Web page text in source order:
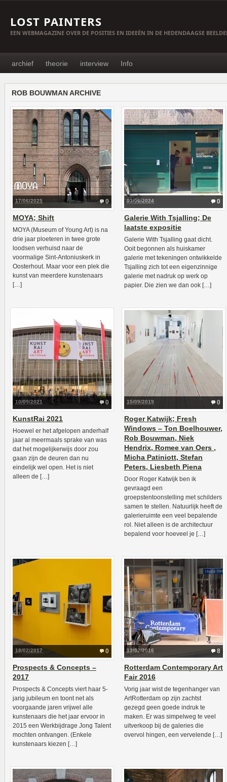
LOST PAINTERS
EEN WEBMAGAZINE OVER DE POSITIES EN IDEEËN IN DE HEDENDAAGSE
archief theorie interview Info
ROB BOUWMAN ARCHIVE
0
17/06/2025
MOYA; Shift
MOYA (Museum of Young Art) is na
drie jaar ploeteren in twee grote
loodsen verhuisd naar de
voormalige Sint-Antoniuskerk in
Oosterhout. Maar voor een plek die
kunst van meerdere kunstenaars
[…]
0
03/06/2024
Galerie With Tsjalling; De
laatste expositie
Galerie With Tsjalling gaat dicht.
Ooit begonnen als huiskamer
galerie met tekeningen ontwikkelde
Tsjalling zich tot een eigenzinnige
galerie met nadruk op werk op
papier. Die zien we dan ook […]
0
10/09/2021
KunstRai 2021
Hoewel er het afgelopen anderhalf
jaar al meermaals sprake van was
dat het mogelijkerwijs door zou
gaan zijn de deuren dan nu
eindelijk wel open. Het is niet
alleen de […]
0
15/09/2019
Roger Katwijk; Fresh
Windows – Ton Boelhouwer,
Rob Bouwman, Niek
Hendrix, Romee van Oers ,
Micha Patiniott, Stefan
Peters, Liesbeth Piena
Door Roger Katwijk ben ik
gevraagd een
groepstentoonstelling met schilders
samen te stellen. Natuurlijk heeft de
galerieruimte een veel bepalende
rol. Niet alleen is de architectuur
bepalend voor hoeveel je […]
0
18/02/2017
Prospects & Concepts –
2017
Prospects & Concepts viert haar 5-
jarig jubileum en toont net als
voorgaande jaren vrijwel alle
kunstenaars die het jaar ervoor in
2015 een Werkbijdrage Jong Talent
mochten ontvangen. (Enkele
kunstenaars kiezen […]
8
13/02/2016
Rotterdam Contemporary Art
Fair 2016
Vorig jaar wist de tegenhanger van
ArtRotterdam op zijn zachtst
gezegd geen goede indruk te
maken. Er was simpelweg te veel
uitverkoop bij de galeries die
overvol hingen, een vervelende […]